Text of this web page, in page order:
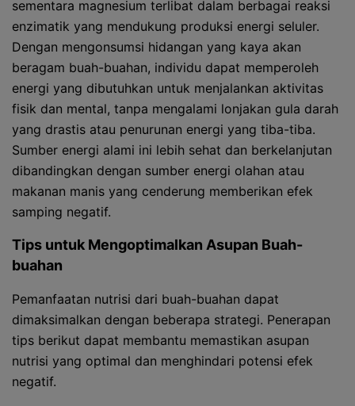
sementara magnesium terlibat dalam berbagai reaksi
enzimatik yang mendukung produksi energi seluler.
Dengan mengonsumsi hidangan yang kaya akan
beragam buah-buahan, individu dapat memperoleh
energi yang dibutuhkan untuk menjalankan aktivitas
fisik dan mental, tanpa mengalami lonjakan gula darah
yang drastis atau penurunan energi yang tiba-tiba.
Sumber energi alami ini lebih sehat dan berkelanjutan
dibandingkan dengan sumber energi olahan atau
makanan manis yang cenderung memberikan efek
samping negatif.
Tips untuk Mengoptimalkan Asupan Buah-
buahan
Pemanfaatan nutrisi dari buah-buahan dapat
dimaksimalkan dengan beberapa strategi. Penerapan
tips berikut dapat membantu memastikan asupan
nutrisi yang optimal dan menghindari potensi efek
negatif.